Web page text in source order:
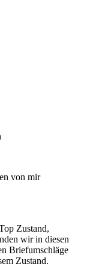
von mir
Zustand,
wir in diesen
Briefumschläge
Zustand.